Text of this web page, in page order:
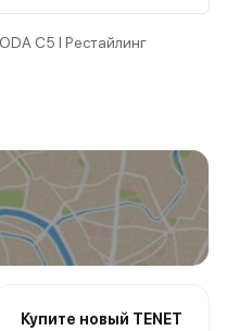
C5 I Рестайлинг
Купите новый TENET